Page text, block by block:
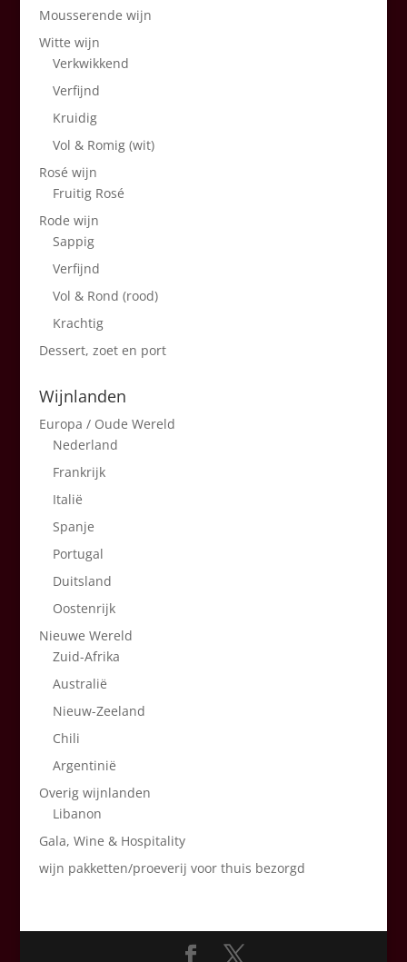
Mousserende wijn
Witte wijn
Verkwikkend
Verfijnd
Kruidig
Vol & Romig (wit)
Rosé wijn
Fruitig Rosé
Rode wijn
Sappig
Verfijnd
Vol & Rond (rood)
Krachtig
Dessert, zoet en port
Wijnlanden
Europa / Oude Wereld
Nederland
Frankrijk
Italië
Spanje
Portugal
Duitsland
Oostenrijk
Nieuwe Wereld
Zuid-Afrika
Australië
Nieuw-Zeeland
Chili
Argentinië
Overig wijnlanden
Libanon
Gala, Wine & Hospitality
wijn pakketten/proeverij voor thuis bezorgd